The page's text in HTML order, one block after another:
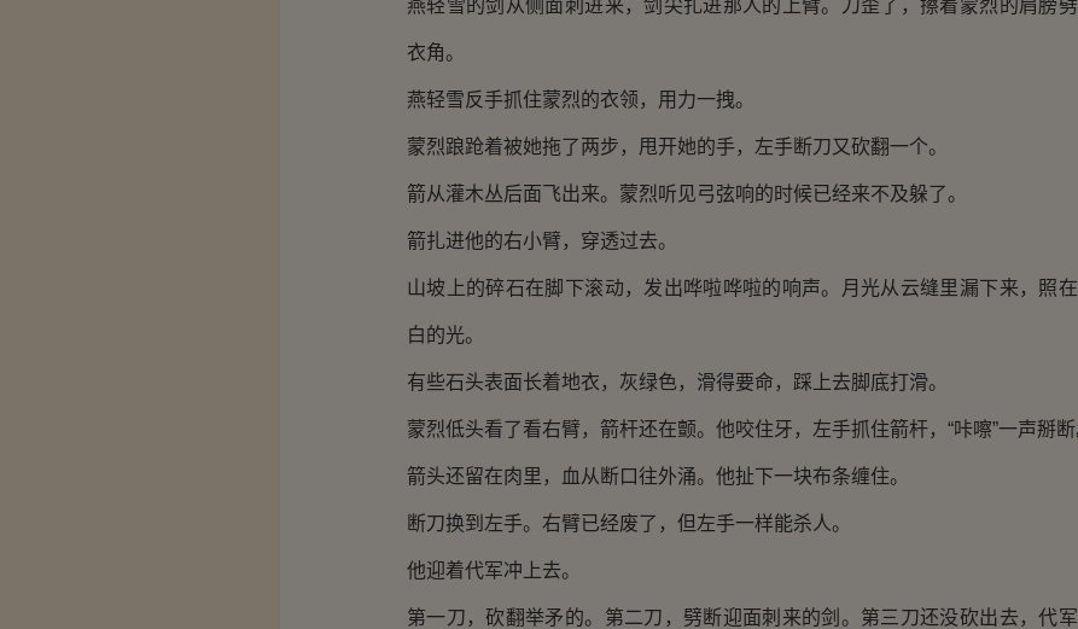
燕轻雪的剑从侧面刺进来，剑尖扎进那人的上臂。刀歪了，擦着蒙烈的肩膀
衣角。
燕轻雪反手抓住蒙烈的衣领，用力一拽。
蒙烈踉跄着被她拖了两步，甩开她的手，左手断刀又砍翻一个。
箭从灌木丛后面飞出来。蒙烈听见弓弦响的时候已经来不及躲了。
箭扎进他的右小臂，穿透过去。
山坡上的碎石在脚下滚动，发出哗啦哗啦的响声。月光从云缝里漏下来，照
白的光。
有些石头表面长着地衣，灰绿色，滑得要命，踩上去脚底打滑。
蒙烈低头看了看右臂，箭杆还在颤。他咬住牙，左手抓住箭杆，“咔嚓”一声掰断
箭头还留在肉里，血从断口往外涌。他扯下一块布条缠住。
断刀换到左手。右臂已经废了，但左手一样能杀人。
他迎着代军冲上去。
第一刀，砍翻举矛的。第二刀，劈断迎面刺来的剑。第三刀还没砍出去，代